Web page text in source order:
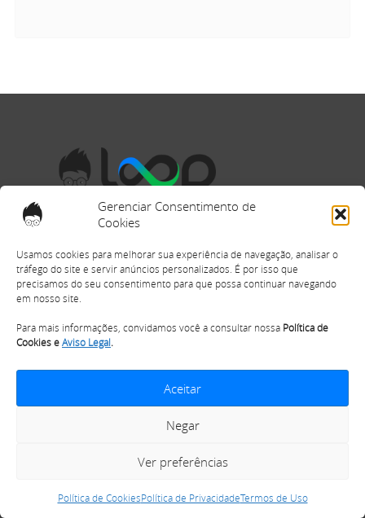
Gerenciar Consentimento de
Cookies
Usamos cookies para melhorar sua experiência de navegação, analisar o
tráfego do site e servir anúncios personalizados. É por isso que
precisamos do seu consentimento para que possa continuar navegando
em nosso site.
Para mais informações, convidamos você a consultar nossa Política de
Cookies eAviso Legal.
Aceitar
Negar
Ver preferências
Política de CookiesPolítica de PrivacidadeTermos de Uso
Bem-vindos
Ao Loop Nerd - Aprenda educação financeira com dicas sobre
cartões de crédito, bancos digitais, empréstimos, investimentos e
finanças pessoais.
Siga-nos
Cartões de Crédito